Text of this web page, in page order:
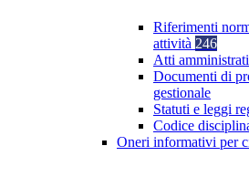
Riferimenti
attività 246
Atti
Documenti di
gestionale
Statuti e leggi
Codice
Oneri informativi per